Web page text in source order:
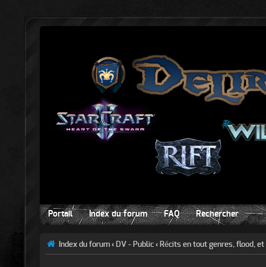
Portail Index du forum FAQ Rechercher
Index du forum ‹ DV - Public ‹ Récits en tout genres, flood,